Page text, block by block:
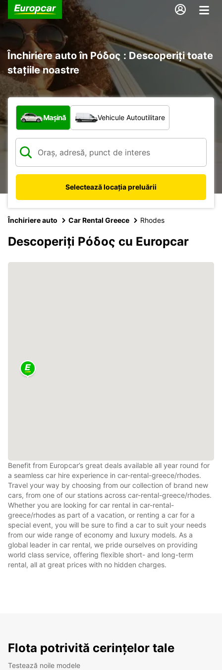
Închiriere auto în Ρόδος : Descoperiți toate
stațiile noastre
Ce tip de vehicul?
Mașină Vehicule Autoutilitare
Selectează locația preluării
Închiriere auto Car Rental Greece Rhodes
Descoperiți Ρόδος cu Europcar
Benefit from Europcar’s great deals available all year round for
a seamless car hire experience in car-rental-greece/rhodes.
Travel your way by choosing from our collection of brand new
cars, from one of our stations across car-rental-greece/rhodes.
Whether you are looking for car rental in car-rental-
greece/rhodes as part of a vacation, or renting a car for a
special event, you will be sure to find a car to suit your needs
from our wide range of economy and luxury models. As a
global leader in car rental, we pride ourselves on providing
world class service, offering flexible short- and long-term
rental, all at great prices with no hidden charges.
Flota potrivită cerințelor tale
Testează noile modele